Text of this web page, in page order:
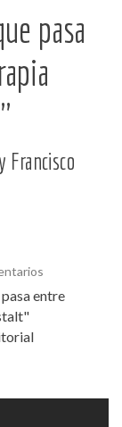
pasa
Francisco
entre